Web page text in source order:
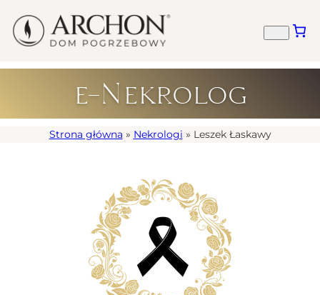
e-Nekrolog
Strona główna » Nekrologi » Leszek Łaskawy